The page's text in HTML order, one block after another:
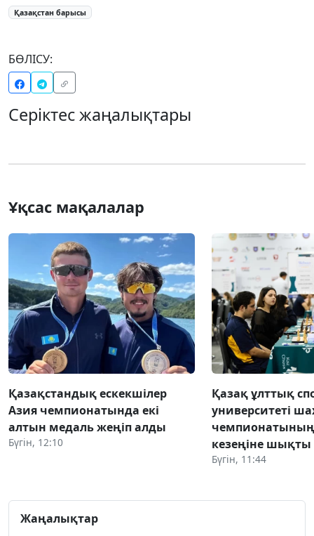
Қазақстан барысы
БӨЛІСУ:
Серіктес жаңалықтары
Ұқсас мақалалар
Қазақстандық ескекшілер
Азия чемпионатында екі
алтын медаль жеңіп алды
Бүгін, 12:10
Қазақ ұлттық
университеті
кезеңіне шықты
Бүгін, 11:44
Жаңалықтар